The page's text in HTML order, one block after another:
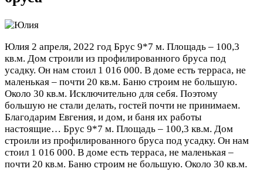
Юлия 2 апреля, 2022 год Брус 9*7 м. Площадь – 100,3
кв.м. Дом строили из профилированного бруса под
усадку. Он нам стоил 1 016 000. В доме есть терраса, не
маленькая – почти 20 кв.м. Баню строим не большую.
Около 30 кв.м. Исключительно для себя. Поэтому
большую не стали делать, гостей почти не принимаем.
Благодарим Евгения, и дом, и баня их работы
настоящие… Брус 9*7 м. Площадь – 100,3 кв.м. Дом
строили из профилированного бруса под усадку. Он нам
стоил 1 016 000. В доме есть терраса, не маленькая –
почти 20 кв.м. Баню строим не большую. Около 30 кв.м.